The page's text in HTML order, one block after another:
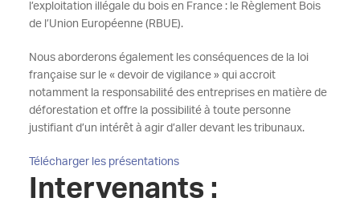
l’exploitation illégale du bois en France : le Règlement Bois
de l’Union Européenne (RBUE).
Nous aborderons également les conséquences de la loi
française sur le « devoir de vigilance » qui accroit
notamment la responsabilité des entreprises en matière de
déforestation et offre la possibilité à toute personne
justifiant d’un intérêt à agir d’aller devant les tribunaux.
Télécharger les présentations
Intervenants :